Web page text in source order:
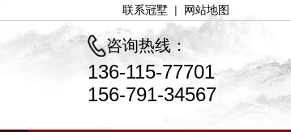
联系冠墅 | 网站地图
咨询热线：
136-115-77701
156-791-34567